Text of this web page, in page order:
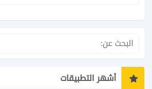
أشهر التطبيقات